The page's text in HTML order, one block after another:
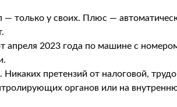
только у своих. Плюс —
апреля 2023 года по машине с
претензий от налоговой,
органов или на